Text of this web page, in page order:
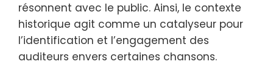
résonnent avec le public. Ainsi, le contexte
historique agit comme un catalyseur pour
l’identification et l’engagement des
auditeurs envers certaines chansons.